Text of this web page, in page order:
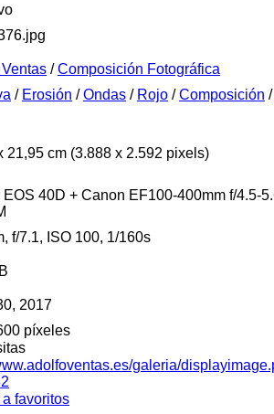
/Composición Fotográfica
/ Erosión /Ondas / Rojo /Composición /
21,95 cm (3.888 x 2.592 pixels)
40D + Canon EF100-400mm f/4.5-
f/7.1, ISO 100, 1/160s
2017
píxeles
galeria/
favoritos